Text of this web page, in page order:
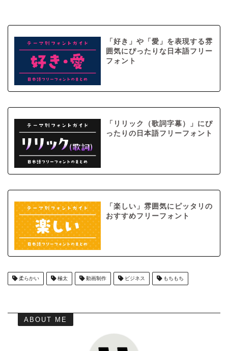
「好き」や「愛」を表現する雰
囲気にぴったりな日本語フリー
フォント
「リリック（歌詞字幕）」にぴ
ったりの日本語フリーフォント
「楽しい」雰囲気にピッタリの
おすすめフリーフォント
柔らかい 極太 動画制作 ビジネス もちもち
ABOUT ME